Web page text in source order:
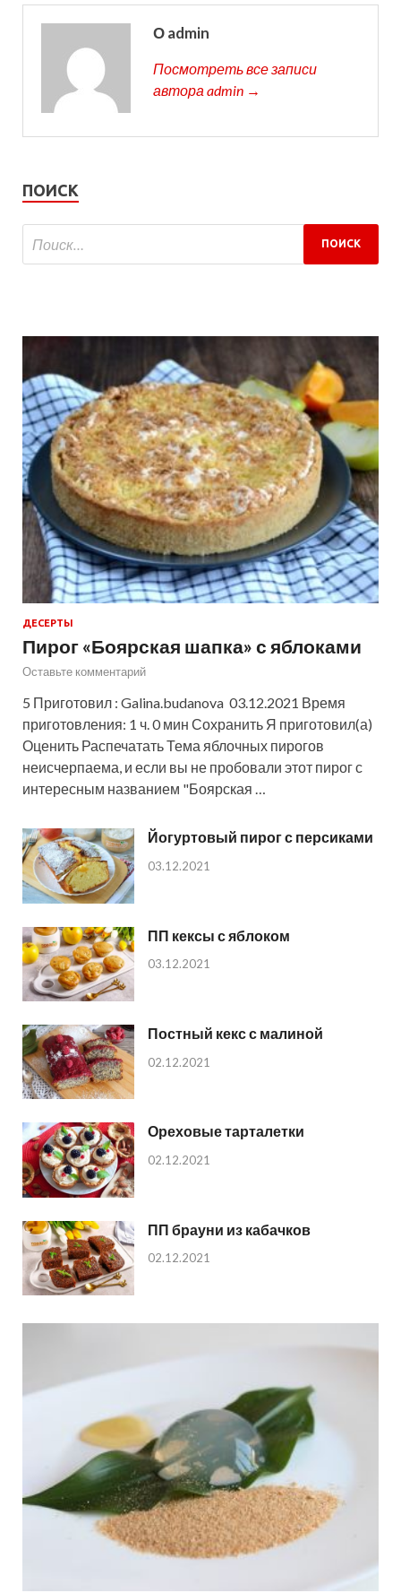
О admin
Посмотреть все записи
автора admin →
ПОИСК
ДЕСЕРТЫ
Пирог «Боярская шапка» с яблоками
Оставьте комментарий
5 Приготовил : Galina.budanova 03.12.2021 Время
приготовления: 1 ч. 0 мин Сохранить Я приготовил(а)
Оценить Распечатать Тема яблочных пирогов
неисчерпаема, и если вы не пробовали этот пирог с
интересным названием "Боярская …
Йогуртовый пирог с персиками
03.12.2021
ПП кексы с яблоком
03.12.2021
Постный кекс с малиной
02.12.2021
Ореховые тарталетки
02.12.2021
ПП брауни из кабачков
02.12.2021